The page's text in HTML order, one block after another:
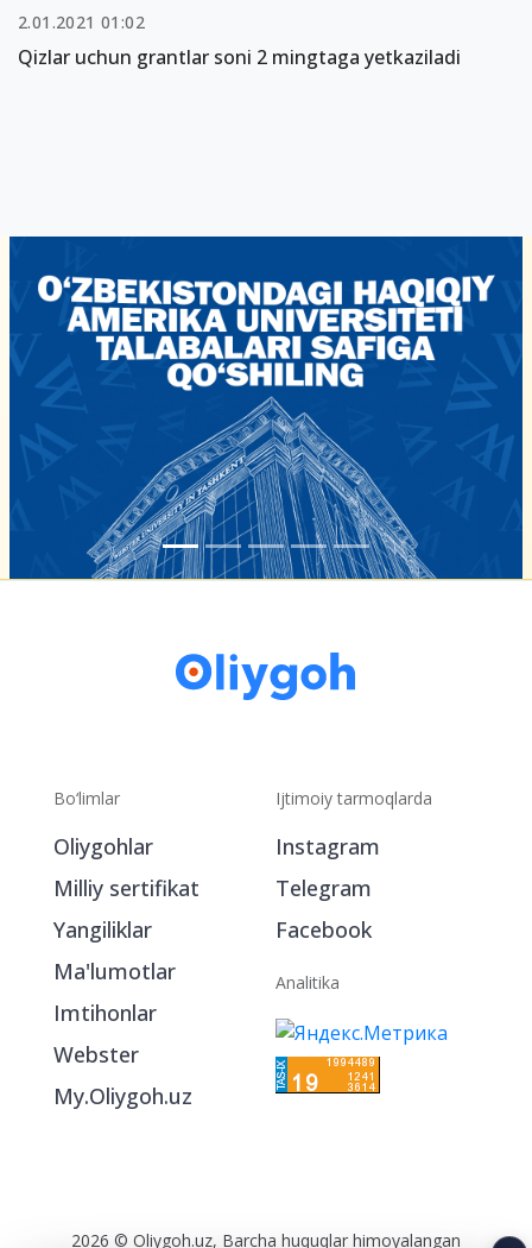
2.01.2021 01:02
Qizlar uchun grantlar soni 2 mingtaga yetkaziladi
Bo‘limlar
Oliygohlar
Milliy sertifikat
Yangiliklar
Ma'lumotlar
Imtihonlar
Webster
My.Oliygoh.uz
Ijtimoiy tarmoqlarda
Instagram
Telegram
Facebook
Analitika
2026 © Oliygoh.uz, Barcha huquqlar himoyalangan